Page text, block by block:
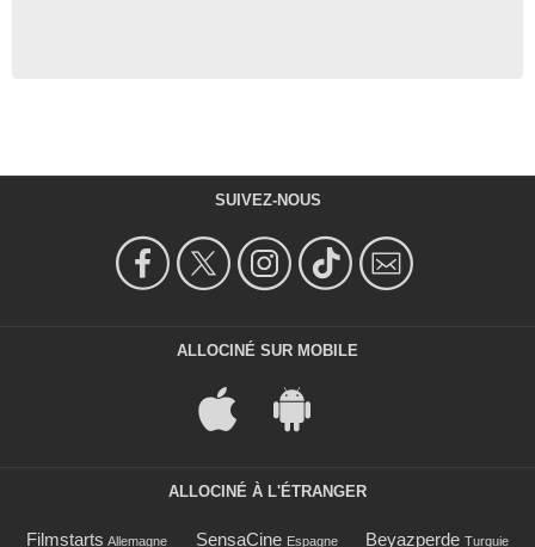
SUIVEZ-NOUS
ALLOCINÉ SUR MOBILE
ALLOCINÉ À L'ÉTRANGER
Filmstarts Allemagne SensaCine Espagne Beyazperde Turquie